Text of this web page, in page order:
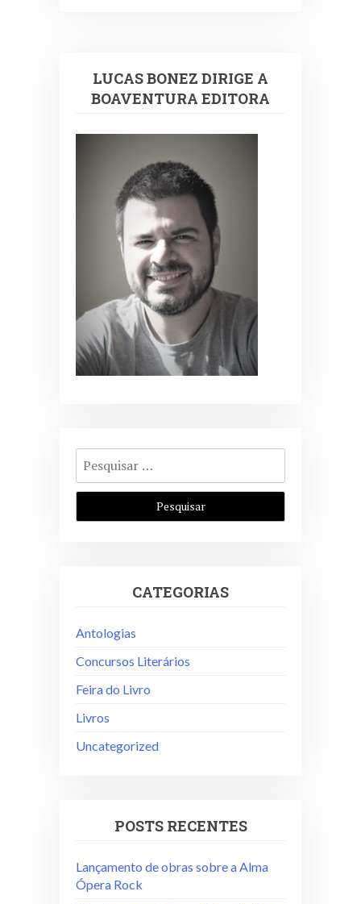
LUCAS BONEZ DIRIGE A
BOAVENTURA EDITORA
Pesquisar
por:
CATEGORIAS
Antologias
Concursos Literários
Feira do Livro
Livros
Uncategorized
POSTS RECENTES
Lançamento de obras sobre a Alma
Ópera Rock